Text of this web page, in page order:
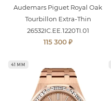
Audemars Piguet Royal Oak
Tourbillon Extra-Thin
26532IC.EE.1220TI.01
115 300 ₽
41 ММ